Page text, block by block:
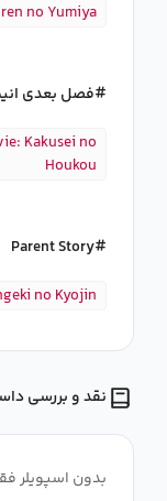
no Yumiya
فصل بعدی
Kakusei no
Houkou
Parent Story
no Kyojin
نقد و بررسی داستان
بدون اسپویلر